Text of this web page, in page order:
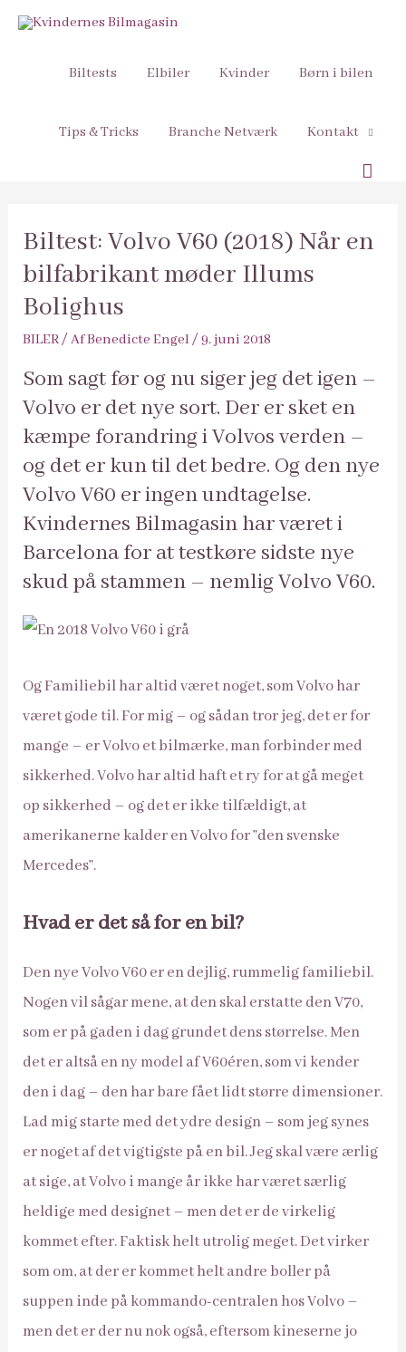
Biltests Elbiler Kvinder Børn i bilen
Tips & Tricks Branche Netværk Kontakt
Søg
Biltest: Volvo V60 (2018) Når en
bilfabrikant møder Illums
Bolighus
BILER/ AfBenedicte Engel /9. juni 2018
Som sagt før og nu siger jeg det igen –
Volvo er det nye sort. Der er sket en
kæmpe forandring i Volvos verden –
og det er kun til det bedre. Og den nye
Volvo V60 er ingen undtagelse.
Kvindernes Bilmagasin har været i
Barcelona for at testkøre sidste nye
skud på stammen – nemlig Volvo V60.
Og Familiebil har altid været noget, som Volvo har
været gode til. For mig – og sådan tror jeg, det er for
mange – er Volvo et bilmærke, man forbinder med
sikkerhed. Volvo har altid haft et ry for at gå meget
op sikkerhed – og det er ikke tilfældigt, at
amerikanerne kalder en Volvo for ”den svenske
Mercedes”.
Hvad er det så for en bil?
Den nye Volvo V60 er en dejlig, rummelig familiebil.
Nogen vil sågar mene, at den skal erstatte den V70,
som er på gaden i dag grundet dens størrelse. Men
det er altså en ny model af V60´eren, som vi kender
den i dag – den har bare fået lidt større dimensioner.
Lad mig starte med det ydre design – som jeg synes
er noget af det vigtigste på en bil. Jeg skal være ærlig
at sige, at Volvo i mange år ikke har været særlig
heldige med designet – men det er de virkelig
kommet efter. Faktisk helt utrolig meget. Det virker
som om, at der er kommet helt andre boller på
suppen inde på kommando-centralen hos Volvo –
men det er der nu nok også, eftersom kineserne jo